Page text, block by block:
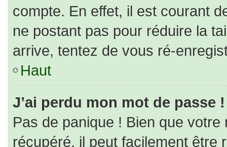
compte. En effet, il est courant
ne postant pas pour réduire la
arrive, tentez de vous ré-
Haut
J’ai perdu mon mot de passe !
Pas de panique ! Bien que
récupéré, il peut facilement être